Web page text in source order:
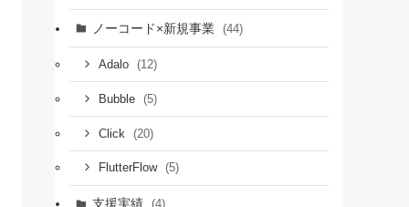
ノーコード×新規事業 (44)
Adalo (12)
Bubble (5)
Click (20)
FlutterFlow (5)
支援実績 (4)